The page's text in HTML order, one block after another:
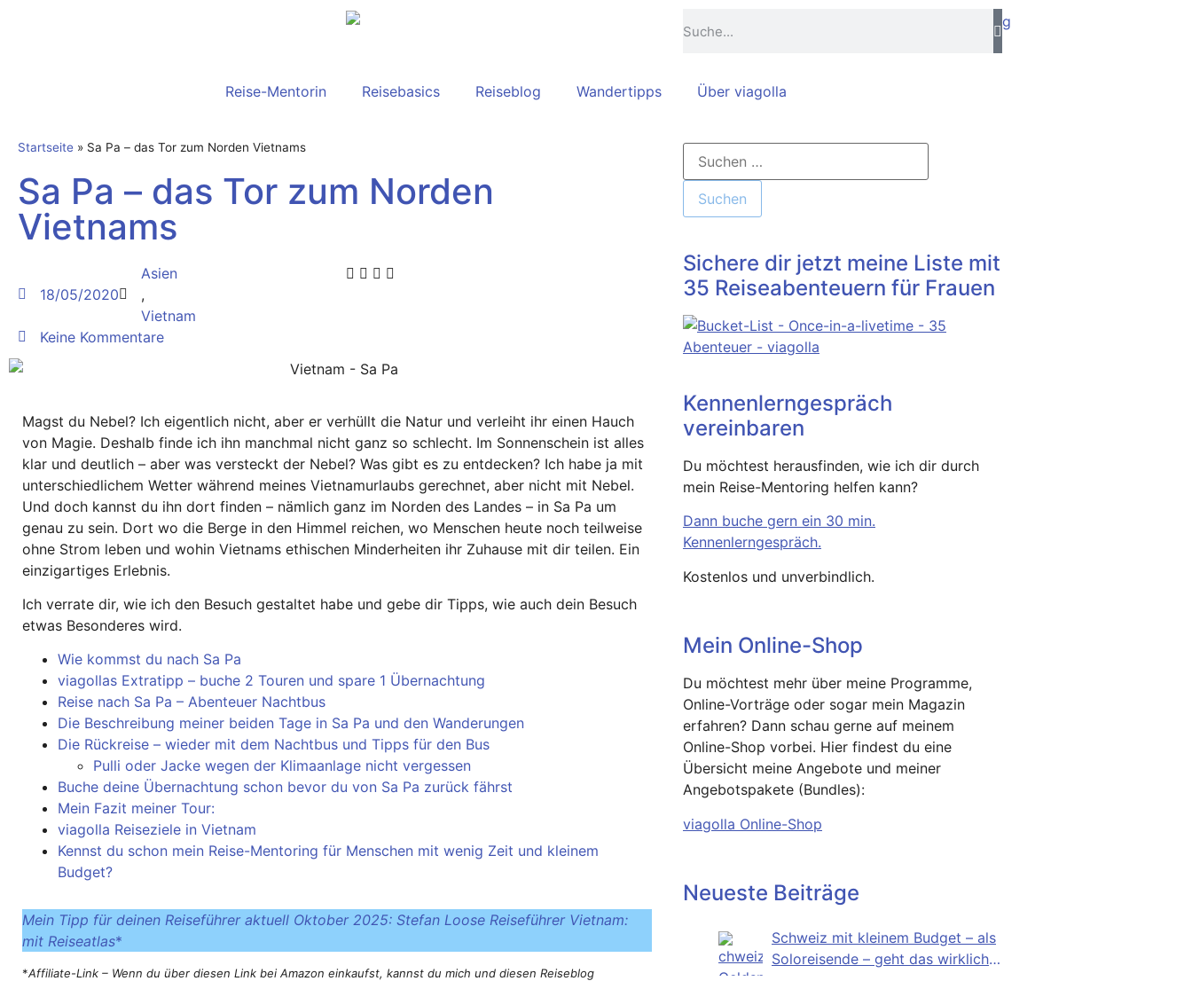
Reise-Mentorin Reisebasics Reiseblog Wandertipps Über viagolla
Startseite » Sa Pa – das Tor zum Norden Vietnams
Sa Pa – das Tor zum Norden
Vietnams
18/05/2020
Asien
,
Vietnam
Keine Kommentare
Magst du Nebel? Ich eigentlich nicht, aber er verhüllt die Natur und verleiht ihr einen Hauch
von Magie. Deshalb finde ich ihn manchmal nicht ganz so schlecht. Im Sonnenschein ist alles
klar und deutlich – aber was versteckt der Nebel? Was gibt es zu entdecken? Ich habe ja mit
unterschiedlichem Wetter während meines Vietnamurlaubs gerechnet, aber nicht mit Nebel.
Und doch kannst du ihn dort finden – nämlich ganz im Norden des Landes – in Sa Pa um
genau zu sein. Dort wo die Berge in den Himmel reichen, wo Menschen heute noch teilweise
ohne Strom leben und wohin Vietnams ethischen Minderheiten ihr Zuhause mit dir teilen. Ein
einzigartiges Erlebnis.
Ich verrate dir, wie ich den Besuch gestaltet habe und gebe dir Tipps, wie auch dein Besuch
etwas Besonderes wird.
Wie kommst du nach Sa Pa
viagollas Extratipp – buche 2 Touren und spare 1 Übernachtung
Reise nach Sa Pa – Abenteuer Nachtbus
Die Beschreibung meiner beiden Tage in Sa Pa und den Wanderungen
Die Rückreise – wieder mit dem Nachtbus und Tipps für den Bus
Pulli oder Jacke wegen der Klimaanlage nicht vergessen
Buche deine Übernachtung schon bevor du von Sa Pa zurück fährst
Mein Fazit meiner Tour:
viagolla Reiseziele in Vietnam
Kennst du schon mein Reise-Mentoring für Menschen mit wenig Zeit und kleinem
Budget?
Mein Tipp für deinen Reiseführer aktuell Oktober 2025: Stefan Loose Reiseführer Vietnam:
mit Reiseatlas*
*Affiliate-Link – Wenn du über diesen Link bei Amazon einkaufst, kannst du mich und diesen Reiseblog
Sichere dir jetzt meine Liste mit
35 Reiseabenteuern für Frauen
Kennenlerngespräch
vereinbaren
Du möchtest herausfinden, wie ich dir durch
mein Reise-Mentoring helfen kann?
Dann buche gern ein 30 min.
Kennenlerngespräch.
Kostenlos und unverbindlich.
Mein Online-Shop
Du möchtest mehr über meine Programme,
Online-Vorträge oder sogar mein Magazin
erfahren? Dann schau gerne auf meinem
Online-Shop vorbei. Hier findest du eine
Übersicht meine Angebote und meiner
Angebotspakete (Bundles):
viagolla Online-Shop
Neueste Beiträge
Schweiz mit kleinem Budget – als
Soloreisende – geht das wirklich?